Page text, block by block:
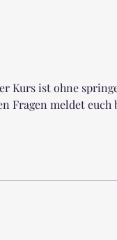
Kurs ist ohne
Fragen meldet euch